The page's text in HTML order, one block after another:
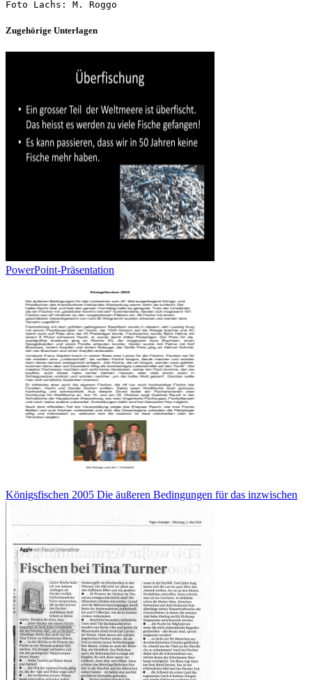
Zugehörige Unterlagen
PowerPoint-Präsentation
Königsfischen 2005 Die äußeren Bedingungen für das inzwischen